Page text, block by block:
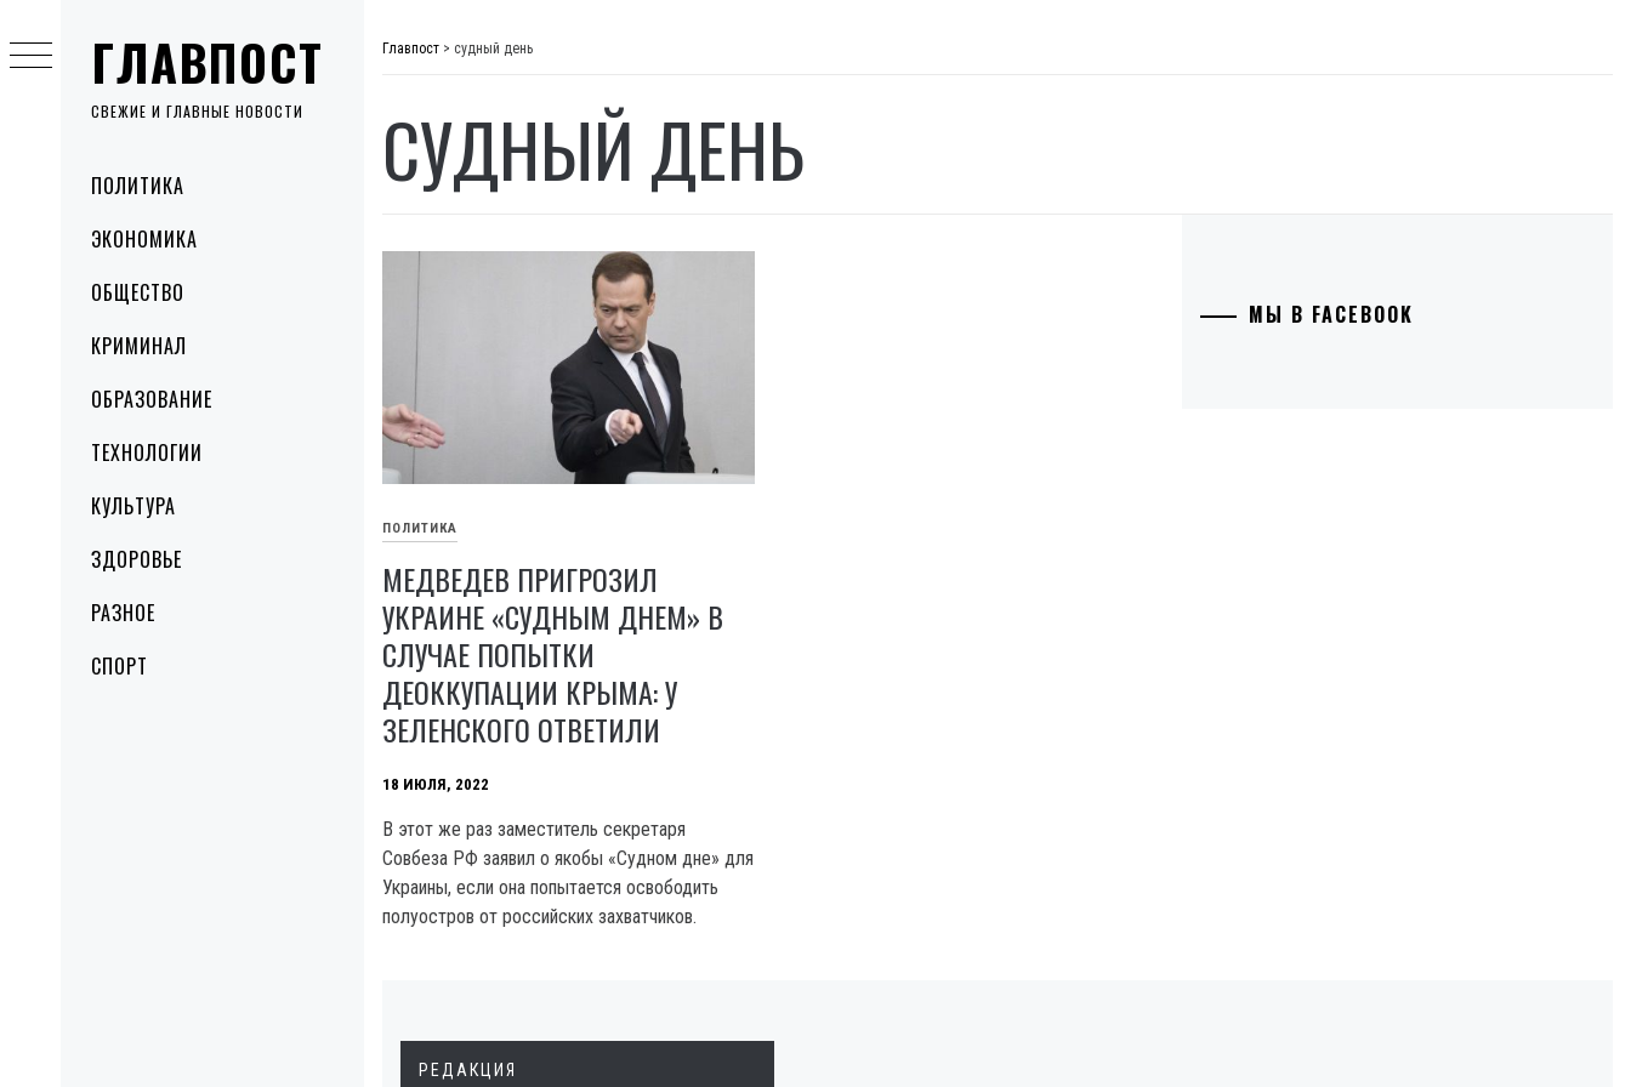
ГЛАВПОСТ
СВЕЖИЕ И ГЛАВНЫЕ НОВОСТИ
MenuПОЛИТИКА
ЭКОНОМИКА
ОБЩЕСТВО
КРИМИНАЛ
ОБРАЗОВАНИЕ
ТЕХНОЛОГИИ
КУЛЬТУРА
ЗДОРОВЬЕ
РАЗНОЕ
СПОРТ
to
content
Главпост > судный день
СУДНЫЙ ДЕНЬ
ПОЛИТИКА
МЕДВЕДЕВ ПРИГРОЗИЛ
УКРАИНЕ «СУДНЫМ ДНЕМ» В
СЛУЧАЕ ПОПЫТКИ
ДЕОККУПАЦИИ КРЫМА: У
ЗЕЛЕНСКОГО ОТВЕТИЛИ
18 ИЮЛЯ, 2022
В этот же раз заместитель секретаря
Совбеза РФ заявил о якобы «Судном дне» для
Украины, если она попытается освободить
полуостров от российских захватчиков.
МЫ В FACEBOOK
РЕДАКЦИЯ